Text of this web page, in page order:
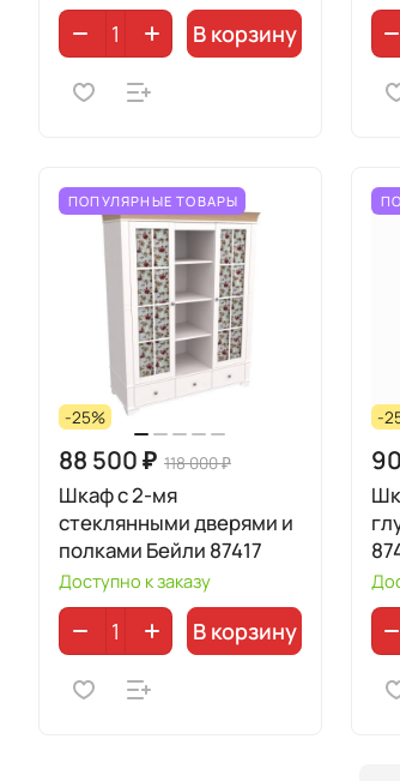
В корзину
ПОПУЛЯРНЫЕ ТОВАРЫ
-25%
88 500 ₽ 118 000 ₽
Шкаф с 2-мя
стеклянными дверями и
полками Бейли 87417
Доступно к заказу
В корзину
-